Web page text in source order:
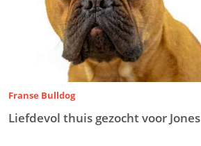
Franse Bulldog
Liefdevol thuis gezocht voor Jones